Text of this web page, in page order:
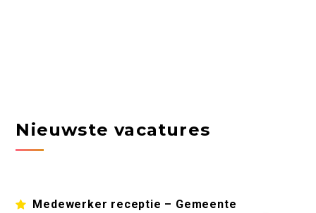
Nieuwste vacatures
Medewerker receptie – Gemeente